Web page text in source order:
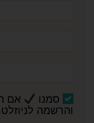
סמנו
אם
והרשמה